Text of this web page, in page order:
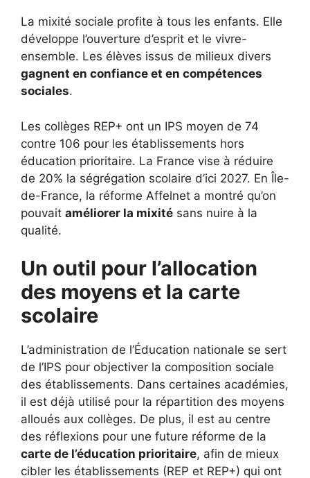
La mixité sociale profite à tous les enfants. Elle
développe l’ouverture d’esprit et le vivre-
ensemble. Les élèves issus de milieux divers
gagnent en confiance et en compétences
sociales.
Les collèges REP+ ont un IPS moyen de 74
contre 106 pour les établissements hors
éducation prioritaire. La France vise à réduire
de 20% la ségrégation scolaire d’ici 2027. En Île-
de-France, la réforme Affelnet a montré qu’on
pouvait améliorer la mixité sans nuire à la
qualité.
Un outil pour l’allocation
des moyens et la carte
scolaire
L’administration de l’Éducation nationale se sert
de l’IPS pour objectiver la composition sociale
des établissements. Dans certaines académies,
il est déjà utilisé pour la répartition des moyens
alloués aux collèges. De plus, il est au centre
des réflexions pour une future réforme de la
carte de l’éducation prioritaire, afin de mieux
cibler les établissements (REP et REP+) qui ont